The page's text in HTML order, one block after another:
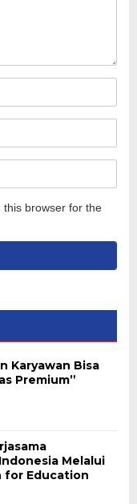
this browser for the
Karyawan Bisa
Premium”
Melalui
for Education